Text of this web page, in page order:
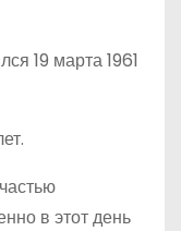
19 марта 1961
в этот день